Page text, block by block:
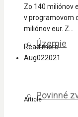
Územie
Povinné
Zo 140 miliónov
v programovom
miliónov eur. Z...
Read more
Aug022021
Article